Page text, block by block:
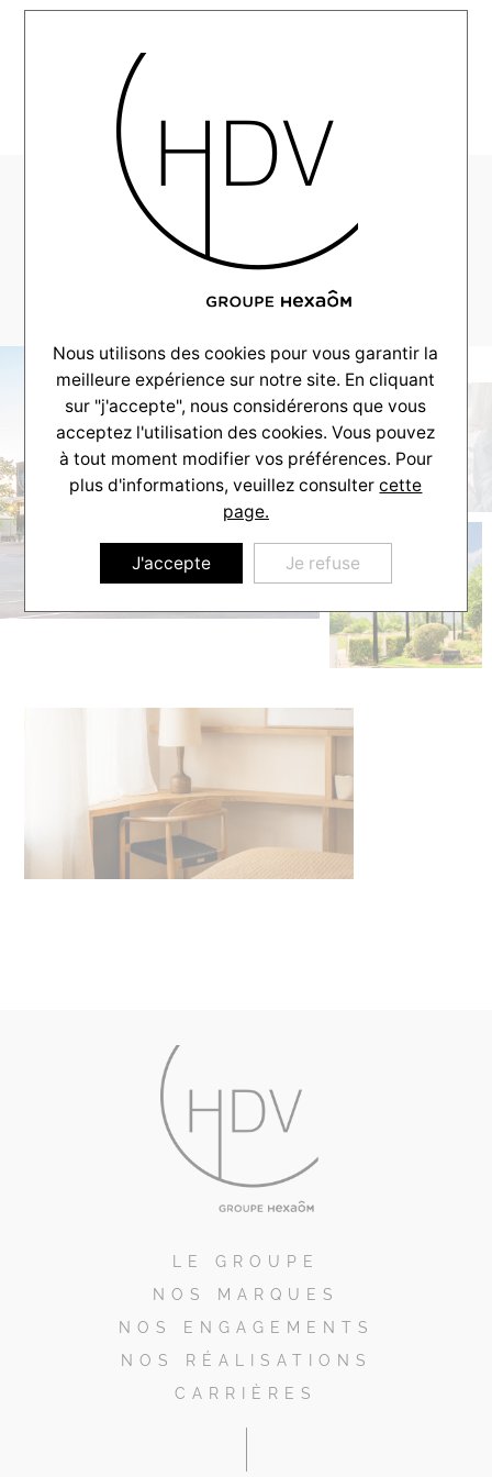
HDV-Couleur-Villas-
Realisation-
Arcachon–_0043_43
LE GROUPE
NOS MARQUES
NOS ENGAGEMENTS
NOS RÉALISATIONS
CARRIÈRES
Nous utilisons des cookies pour vous garantir la
meilleure expérience sur notre site. En cliquant
sur "j'accepte", nous considérerons que vous
acceptez l'utilisation des cookies. Vous pouvez
à tout moment modifier vos préférences. Pour
plus d'informations, veuillez consultercette
page.
J'accepte Je refuse